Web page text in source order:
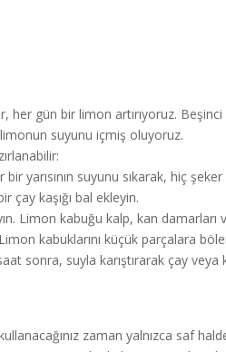
her gün bir limon artırıyoruz.
suyunu içmiş oluyoruz.
yarısının suyunu sıkarak, hiç
çay kaşığı bal ekleyin.
Limon kabuğu kalp, kan
kabuklarını küçük parçalara
sonra, suyla karıştırarak çay
zaman yalnızca saf